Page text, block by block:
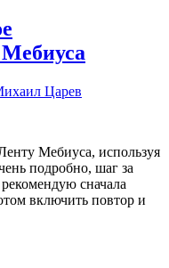
Царев
Мебиуса, используя
подробно, шаг за
сначала
включить повтор и